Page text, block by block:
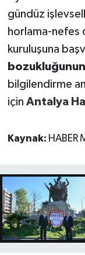
gündüz
horlama-nefes
kuruluşuna
bozukluğunun
bilgilendirme
için Antalya
Kaynak: HABER